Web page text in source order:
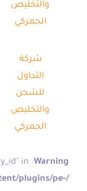
والتخليص
الجمركي
شركة
التداول
للشحن
والتخليص
الجمركي
Warning
: Undefined array key "category_id" in
plugins/pe-